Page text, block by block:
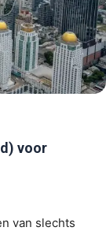
voor
van slechts